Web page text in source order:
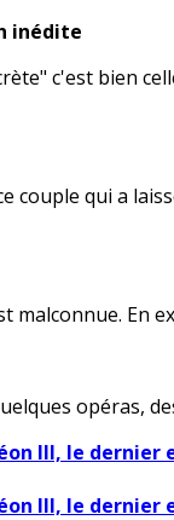
inédite
c'est bien
couple qui a
En
opéras,
III, le dernier
III, le dernier